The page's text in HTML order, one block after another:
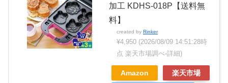
加工 KDHS-018P【送料無
料】
created by Rinker
¥4,950 (2026/08/09 14:51:28時
点 楽天市場調べ-詳細)
Amazon 楽天市場